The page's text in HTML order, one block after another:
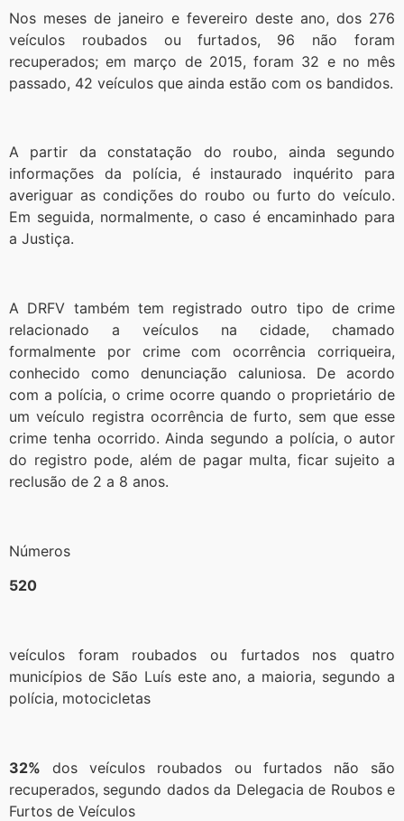
Nos meses de janeiro e fevereiro deste ano, dos 276
veículos roubados ou furtados, 96 não foram
recuperados; em março de 2015, foram 32 e no mês
passado, 42 veículos que ainda estão com os bandidos.
A partir da constatação do roubo, ainda segundo
informações da polícia, é instaurado inquérito para
averiguar as condições do roubo ou furto do veículo.
Em seguida, normalmente, o caso é encaminhado para
a Justiça.
A DRFV também tem registrado outro tipo de crime
relacionado a veículos na cidade, chamado
formalmente por crime com ocorrência corriqueira,
conhecido como denunciação caluniosa. De acordo
com a polícia, o crime ocorre quando o proprietário de
um veículo registra ocorrência de furto, sem que esse
crime tenha ocorrido. Ainda segundo a polícia, o autor
do registro pode, além de pagar multa, ficar sujeito a
reclusão de 2 a 8 anos.
Números
520
veículos foram roubados ou furtados nos quatro
municípios de São Luís este ano, a maioria, segundo a
polícia, motocicletas
32% dos veículos roubados ou furtados não são
recuperados, segundo dados da Delegacia de Roubos e
Furtos de Veículos